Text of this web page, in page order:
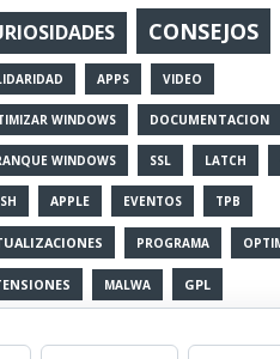
CONSEJOS
APPS VIDEO
WINDOWS DOCUMENTACION
WINDOWS SSL LATCH
APPLE EVENTOS TPB
PROGRAMA
MALWA GPL